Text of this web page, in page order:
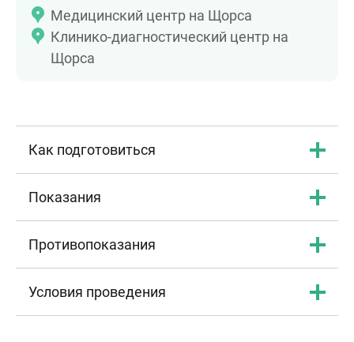
Медицинский центр на Щорса
Клинико-диагностический центр на
Щорса
Как подготовиться
Показания
Противопоказания
Условия проведения